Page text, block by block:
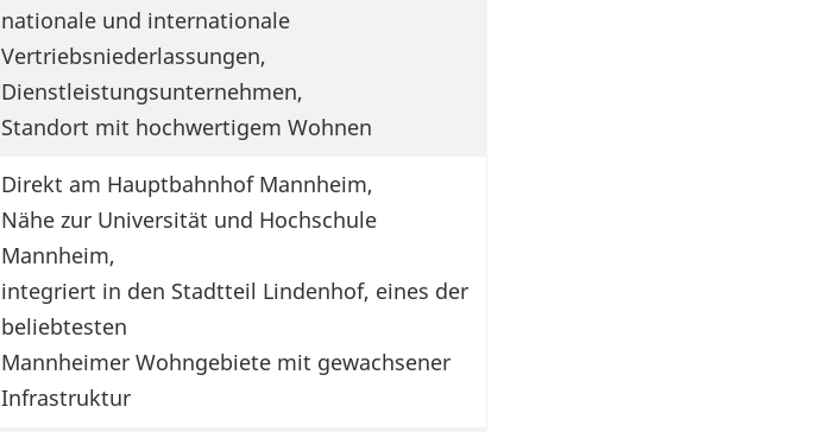
nationale und internationale
Vertriebsniederlassungen,
Dienstleistungsunternehmen,
Standort mit hochwertigem Wohnen
Direkt am Hauptbahnhof Mannheim,
Nähe zur Universität und Hochschule
Mannheim,
integriert in den Stadtteil Lindenhof, eines der
beliebtesten
Mannheimer Wohngebiete mit gewachsener
Infrastruktur